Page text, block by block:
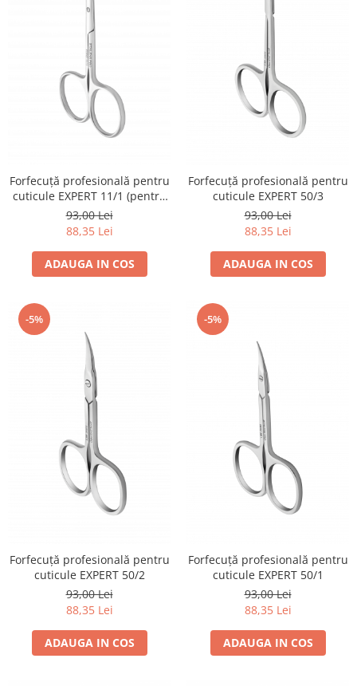
Forfecuță profesională pentru
cuticule EXPERT 11/1 (pentru
STÂNGACI)
93,00 Lei
88,35 Lei
ADAUGA IN COS
Forfecuță profesională pentru
cuticule EXPERT 50/3
93,00 Lei
88,35 Lei
ADAUGA IN COS
-5%
Forfecuță profesională pentru
cuticule EXPERT 50/2
93,00 Lei
88,35 Lei
ADAUGA IN COS
-5%
Forfecuță profesională pentru
cuticule EXPERT 50/1
93,00 Lei
88,35 Lei
ADAUGA IN COS